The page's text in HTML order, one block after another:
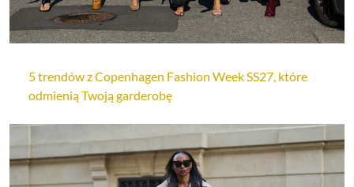
5 trendów z Copenhagen Fashion Week SS27, które
odmienią Twoją garderobę